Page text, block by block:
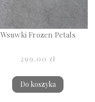
Wsuwki Frozen Petals
299,00 zł
Do koszyka